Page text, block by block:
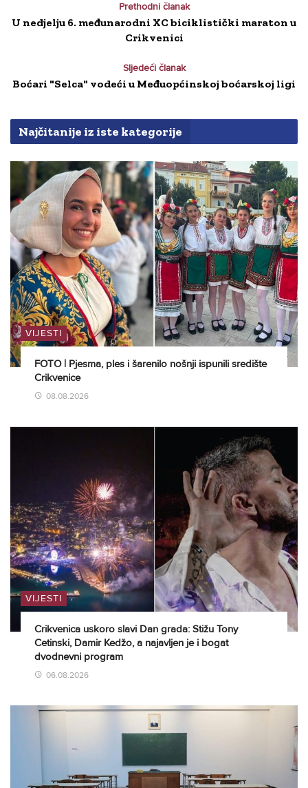
Prethodni članak
U nedjelju 6. međunarodni XC biciklistički maraton u
Crikvenici
Sljedeći članak
Boćari "Selca" vodeći u Međuopćinskoj boćarskoj ligi
Najčitanije iz iste kategorije
VIJESTI
FOTO | Pjesma, ples i šarenilo nošnji ispunili središte
Crikvenice
08.08.2026
VIJESTI
Crikvenica uskoro slavi Dan grada: Stižu Tony
Cetinski, Damir Kedžo, a najavljen je i bogat
dvodnevni program
06.08.2026